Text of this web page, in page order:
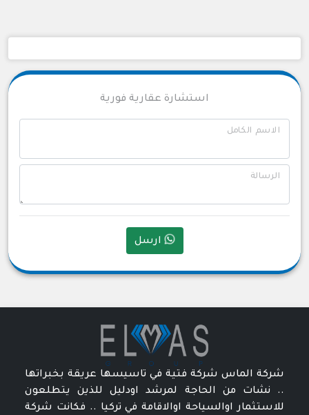
استشارة عقارية فورية
الاسم الكامل
الرسالة
ارسل
شركة الماس شركة فتية في تاسيسها عريقة بخبراتها
.. نشات من الحاجة لمرشد اودليل للذين يتطلعون
للاستثمار اوالسياحة اوالاقامة في تركيا .. فكانت شركة